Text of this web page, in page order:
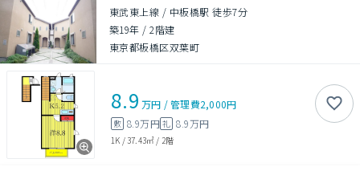
東武東上線 / 中板橋駅 徒歩7分
築19年 /2階建
東京都板橋区双葉町
8.9 万円 /管理費2,000円
敷 8.9万円礼 8.9万円
1K /37.43㎡ / 2階